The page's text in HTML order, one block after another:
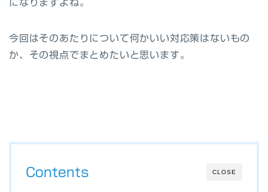
になりますよね。
今回はそのあたりについて何かいい対応策はないもの
か、その視点でまとめたいと思います。
CLOSE
Contents